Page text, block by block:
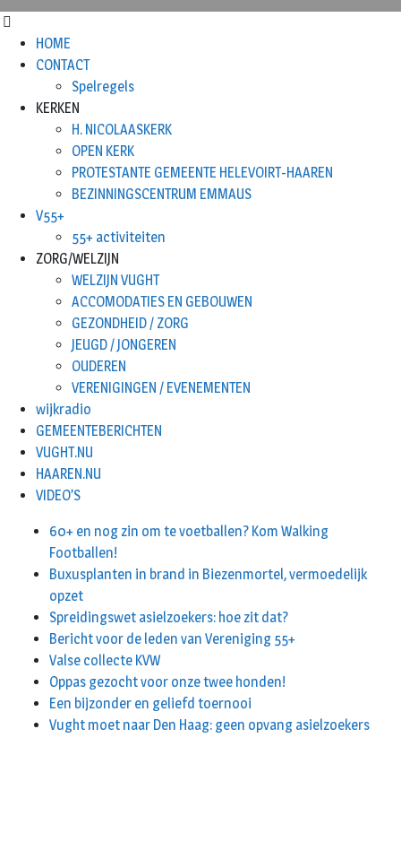
HOME
CONTACT
Spelregels
KERKEN
H. NICOLAASKERK
OPEN KERK
PROTESTANTE GEMEENTE HELEVOIRT-HAAREN
BEZINNINGSCENTRUM EMMAUS
V55+
55+ activiteiten
ZORG/WELZIJN
WELZIJN VUGHT
ACCOMODATIES EN GEBOUWEN
GEZONDHEID / ZORG
JEUGD / JONGEREN
OUDEREN
VERENIGINGEN / EVENEMENTEN
wijkradio
GEMEENTEBERICHTEN
VUGHT.NU
HAAREN.NU
VIDEO’S
60+ en nog zin om te voetballen? Kom Walking
Footballen!
Buxusplanten in brand in Biezenmortel, vermoedelijk
opzet
Spreidingswet asielzoekers: hoe zit dat?
Bericht voor de leden van Vereniging 55+
Valse collecte KVW
Oppas gezocht voor onze twee honden!
Een bijzonder en geliefd toernooi
Vught moet naar Den Haag: geen opvang asielzoekers